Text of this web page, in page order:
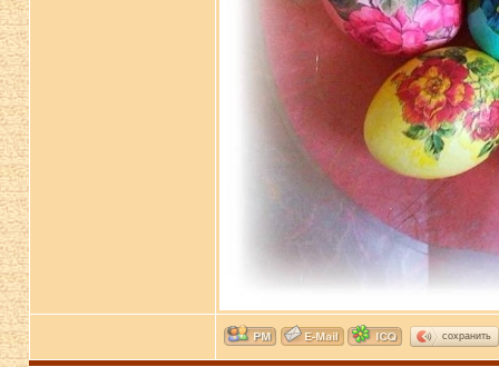
сохранить